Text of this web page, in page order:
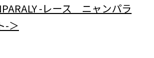
-レース ニャンパラ
-＞